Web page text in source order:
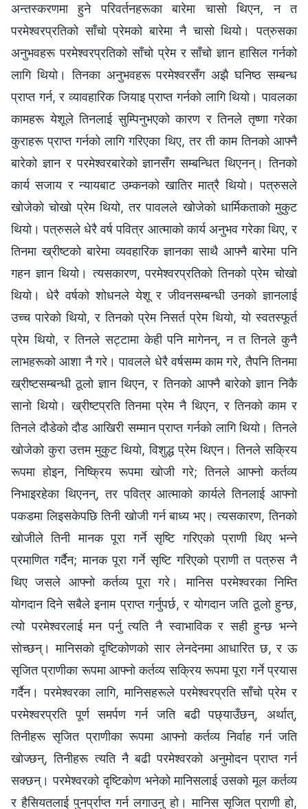
अन्तस्करणमा हुने परिवर्तनहरूका बारेमा चासो थिएन, न त
परमेश्‍वरप्रतिको साँचो प्रेमको बारेमा नै चासो थियो। पत्रुसका
अनुभवहरू परमेश्‍वरप्रतिको साँचो प्रेम र साँचो ज्ञान हासिल गर्नको
लागि थियो। तिनका अनुभवहरू परमेश्‍वरसँग अझै घनिष्ठ सम्‍बन्ध
प्राप्त गर्न, र व्यावहारिक जियाइ प्राप्त गर्नको लागि थियो। पावलका
कामहरू येशूले तिनलाई सुम्‍पिनुभएको कारण र तिनले तृष्णा गरेका
कुराहरू प्राप्त गर्नको लागि गरिएका थिए, तर ती काम तिनको आफ्नै
बारेको ज्ञान र परमेश्‍वरबारेको ज्ञानसँग सम्‍बन्धित थिएनन्। तिनको
कार्य सजाय र न्यायबाट उम्‍कनको खातिर मात्रै थियो। पत्रुसले
खोजेको चोखो प्रेम थियो, तर पावलले खोजेको धार्मिकताको मुकुट
थियो। पत्रुसले धेरै वर्ष पवित्र आत्‍माको कार्य अनुभव गरेका थिए, र
तिनमा ख्रीष्‍टको बारेमा व्यवहारिक ज्ञानका साथै आफ्‍नै बारेमा पनि
गहन ज्ञान थियो। त्यसकारण, परमेश्‍वरप्रतिको तिनको प्रेम चोखो
थियो। धेरै वर्षको शोधनले येशू र जीवनसम्‍बन्धी उनको ज्ञानलाई
उच्‍च पारेको थियो, र तिनको प्रेम निसर्त प्रेम थियो, यो स्वतस्फूर्त
प्रेम थियो, र तिनले सट्टामा केही पनि मागेनन्, न त तिनले कुनै
लाभहरूको आशा नै गरे। पावलले धेरै वर्षसम्‍म काम गरे, तैपनि तिनमा
ख्रीष्‍टसम्‍बन्धी ठूलो ज्ञान थिएन, र तिनको आफ्‍नै बारेको ज्ञान निकै
सानो थियो। ख्रीष्टप्रति तिनमा प्रेम नै थिएन, र तिनको काम र
तिनले दौडेको दौड आखिरी सम्मान प्राप्त गर्नको लागि थियो। तिनले
खोजेको कुरा उत्तम मुकुट थियो, विशुद्ध प्रेम थिएन। तिनले सक्रिय
रूपमा होइन, निष्क्रिय रूपमा खोजी गरे; तिनले आफ्‍नो कर्तव्य
निभाइरहेका थिएनन्, तर पवित्र आत्‍माको कार्यले तिनलाई आफ्‍नो
पकडमा लिइसकेपछि तिनी खोजी गर्न बाध्य भए। त्यसकारण, तिनको
खोजीले तिनी मानक पूरा गर्ने सृष्टि गरिएको प्राणी थिए भन्‍ने
प्रमाणित गर्दैन; मानक पूरा गर्ने सृष्टि गरिएको प्राणी त पत्रुस नै
थिए जसले आफ्‍नो कर्तव्य पूरा गरे। मानिस परमेश्‍वरका निम्ति
योगदान दिने सबैले इनाम प्राप्त गर्नुपर्छ, र योगदान जति ठूलो हुन्छ,
त्यो परमेश्‍वरलाई मन पर्नु त्यति नै स्वाभाविक र सही हुन्छ भन्ने
सोच्छन्। मानिसको दृष्टिकोणको सार लेनदेनमा आधारित छ, र ऊ
सृजित प्राणीका रूपमा आफ्‍नो कर्तव्य सक्रिय रूपमा पूरा गर्ने प्रयास
गर्दैन। परमेश्‍वरका लागि, मानिसहरूले परमेश्‍वरप्रति साँचो प्रेम र
परमेश्‍वरप्रति पूर्ण समर्पण गर्न जति बढी पछ्याउँछन्, अर्थात्,
तिनीहरू सृजित प्राणीका रूपमा आफ्नो कर्तव्य निर्वाह गर्न जति
खोज्छन्, तिनीहरू त्यति नै बढी परमेश्‍वरको अनुमोदन प्राप्त गर्न
सक्छन्। परमेश्‍वरको दृष्टिकोण भनेको मानिसलाई उसको मूल कर्तव्य
र हैसियतलाई पुनर्प्राप्त गर्न लगाउनु हो। मानिस सृजित प्राणी हो,